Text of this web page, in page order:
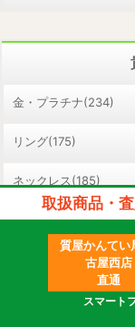
金・プラチナ(234)
リング(175)
ネックレス(185)
ピアス/イヤリング(21)
ブレスレット(32)
ペンダント(30)
取扱商品・
質屋かんてい
古屋西店
直通
スマート